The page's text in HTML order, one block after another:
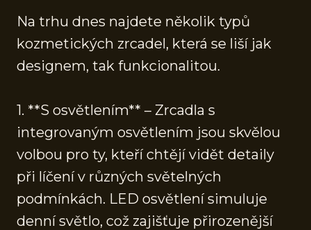
Na trhu dnes najdete několik typů
kozmetických zrcadel, která se liší jak
designem, tak funkcionalitou.
1. **S osvětlením** – Zrcadla s
integrovaným osvětlením jsou skvělou
volbou pro ty, kteří chtějí vidět detaily
při líčení v různých světelných
podmínkách. LED osvětlení simuluje
denní světlo, což zajišťuje přirozenější